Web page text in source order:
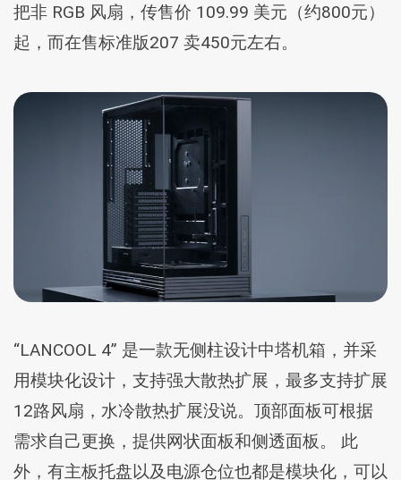
把非 RGB 风扇，传售价 109.99 美元（约800元）
起，而在售标准版207 卖450元左右。
“LANCOOL 4” 是一款无侧柱设计中塔机箱，并采
用模块化设计，支持强大散热扩展，最多支持扩展
12路风扇，水冷散热扩展没说。顶部面板可根据
需求自己更换，提供网状面板和侧透面板。 此
外，有主板托盘以及电源仓位也都是模块化，可以